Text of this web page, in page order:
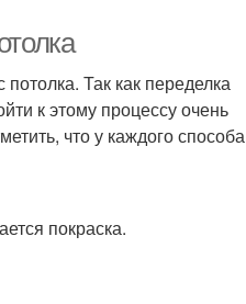
Так как переделка
к этому процессу очень
что у каждого способа
покраска.